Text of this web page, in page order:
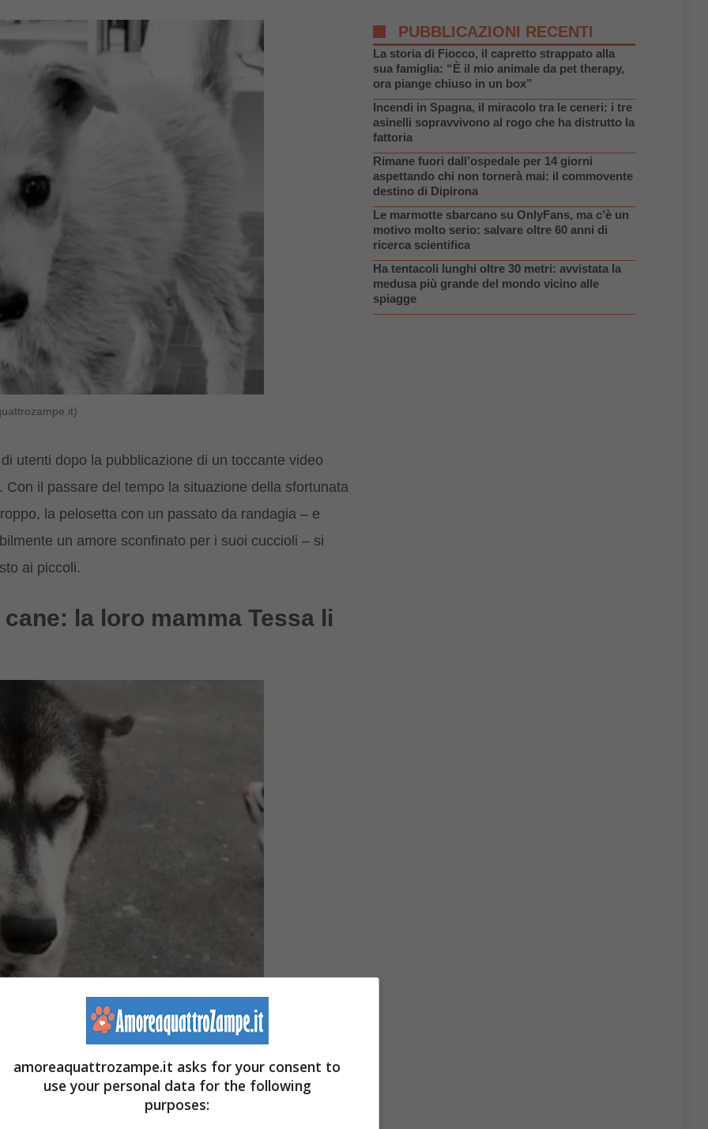
utenti dopo la pubblicazione di un toccante video
il passare del tempo la situazione della sfortunata
la pelosetta con un passato da randagia – e
un amore sconfinato per i suoi cuccioli – si
ai piccoli.
la loro mamma Tessa li
lì a breve, quando il meraviglioso esemplare
PUBBLICAZIONI RECENTI
La storia di Fiocco, il capretto strappato alla
sua famiglia: “È il mio animale da pet therapy,
ora piange chiuso in un box”
Incendi in Spagna, il miracolo tra le ceneri: i tre
asinelli sopravvivono al rogo che ha distrutto la
fattoria
Rimane fuori dall’ospedale per 14 giorni
aspettando chi non tornerà mai: il commovente
destino di Dipirona
Le marmotte sbarcano su OnlyFans, ma c’è un
motivo molto serio: salvare oltre 60 anni di
ricerca scientifica
Ha tentacoli lunghi oltre 30 metri: avvistata la
medusa più grande del mondo vicino alle
spiagge
amoreaquattrozampe.it asks for your consent to
use your personal data for the following
purposes: